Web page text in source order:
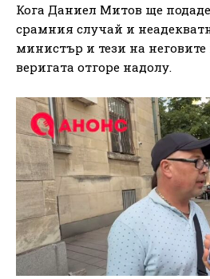
Кога Даниел Митов ще
срамния случай и
министър и тези на
веригата отгоре надолу.